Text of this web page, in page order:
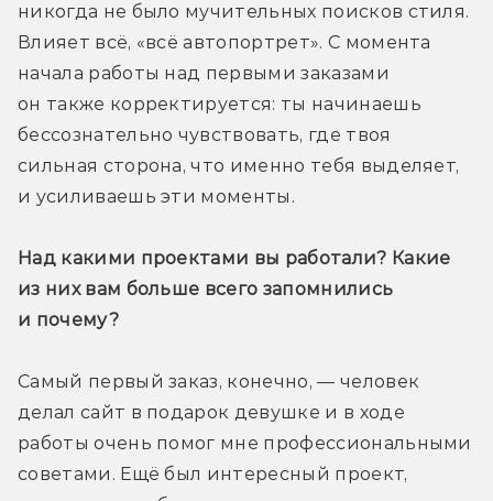
никогда не было мучительных поисков стиля.
Влияет всё, «всё автопортрет». С момента
начала работы над первыми заказами
он также корректируется: ты начинаешь
бессознательно чувствовать, где твоя
сильная сторона, что именно тебя выделяет,
и усиливаешь эти моменты.
Над какими проектами вы работали? Какие
из них вам больше всего запомнились
и почему?
Самый первый заказ, конечно, — человек
делал сайт в подарок девушке и в ходе
работы очень помог мне профессиональными
советами. Ещё был интересный проект,